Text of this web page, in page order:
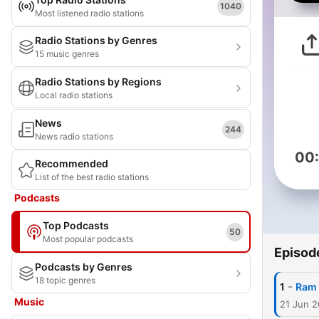
Most listened radio stations
1040
Radio Stations by Genres
15 music genres
Radio Stations by Regions
Local radio stations
News
News radio stations
244
Recommended
List of the best radio stations
Podcasts
Top Podcasts
Most popular podcasts
50
Podcasts by Genres
18 topic genres
Music
1 -
21 Jun